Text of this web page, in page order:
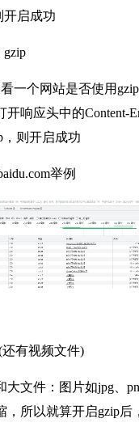
开启成功
gzip
一个网站是否使用
响应头中的Content-
则开启成功
举例
有视频文件)
大文件：图片如jpg、
，所以就算开启gzip后